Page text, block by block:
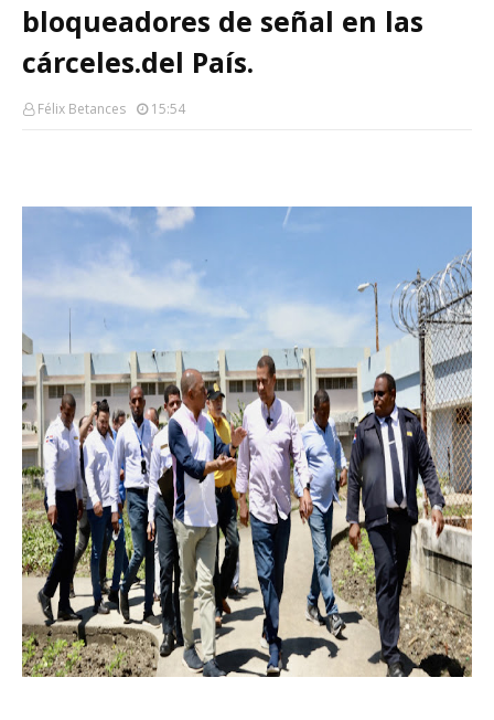
bloqueadores de señal en las
cárceles.del País.
Félix Betances 15:54